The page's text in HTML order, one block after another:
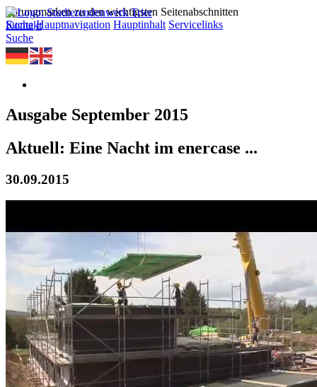
Sprungmarken zu den wichtigsten Seitenabschnitten
Suche Hauptnavigation Hauptinhalt Servicelinks
Kontakt
Suche
Ausgabe September 2015
Aktuell: Eine Nacht im enercase ...
30.09.2015